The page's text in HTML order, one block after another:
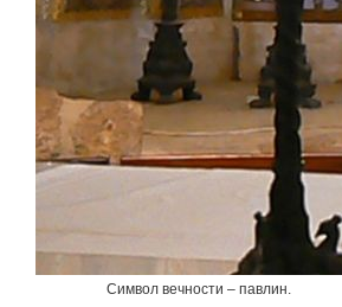
Символ вечности – павлин.